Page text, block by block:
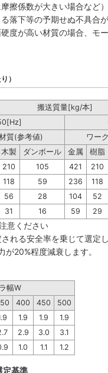
擦係数が大きい場合など）
落下等の予期せぬ不具合
度が高い材質の場合、モ
）
搬送質量[kg/本]
質(参考値)
ワー
木製 ダンボール 金属
樹脂
210 105 421
210
118 59 236
118
56 28 104
52
31 16 59 29
意ください
れる安全率を乗じて選定
20%程度減衰します。
幅W
400 450
500
1.9 1.9
1.9
2.9 3.0
3.1
1.0 1.1 1.2
定基準